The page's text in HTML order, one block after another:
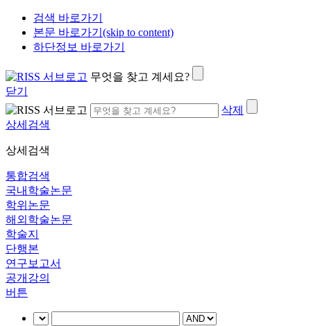
검색 바로가기
본문 바로가기(skip to content)
하단정보 바로가기
무엇을 찾고 계세요?
닫기
삭제
상세검색
상세검색
통합검색
국내학술논문
학위논문
해외학술논문
학술지
단행본
연구보고서
공개강의
버튼